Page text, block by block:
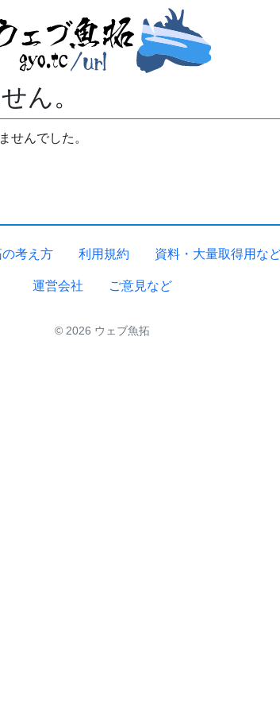
ん。
せんでした。
考え方 利用規約 資料・大量取得用な
運営会社 ご意見など
© 2026 ウェブ魚拓